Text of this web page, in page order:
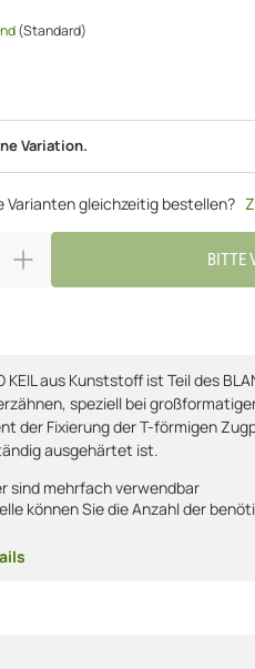
(Standard)
Variation.
Varianten gleichzeitig bestellen?
BITTE
KEIL aus Kunststoff ist Teil des
speziell bei
der Fixierung der T-förmigen
ausgehärtet ist.
sind mehrfach verwendbar
können Sie die Anzahl der